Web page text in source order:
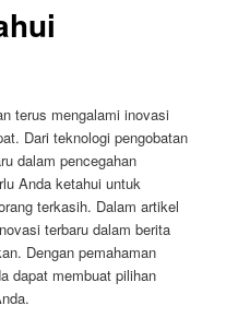
terus mengalami inovasi
Dari teknologi pengobatan
dalam pencegahan
Anda ketahui untuk
terkasih. Dalam artikel
terbaru dalam berita
Dengan pemahaman
dapat membuat pilihan